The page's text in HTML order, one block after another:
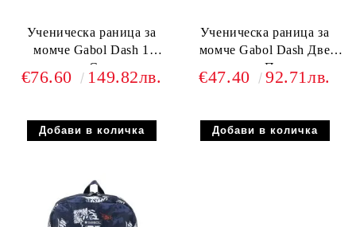
Ученическа раница за
момче Gabol Dash 1
отделение Свалящи се
колелца
€76.60 149.82лв.
Ученическа раница за
момче Gabol Dash Две
отделения Подплатен
полиестерен гръб
€47.40 92.71лв.